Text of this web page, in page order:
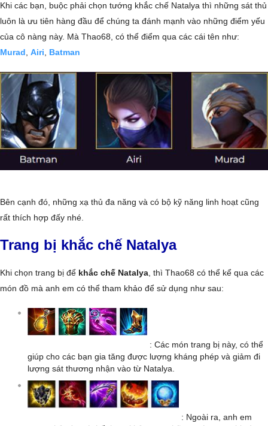
Khi các bạn, buộc phải chọn tướng khắc chế Natalya thì những sát thủ
luôn là ưu tiên hàng đầu để chúng ta đánh mạnh vào những điểm yếu
của cô nàng này. Mà Thao68, có thể điểm qua các cái tên như:
Murad Airi Batman
Bên cạnh đó, những xạ thủ đa năng và có bộ kỹ năng linh hoạt cũng
rất thích hợp đấy nhé.
Trang bị khắc chế Natalya
Khi chọn trang bị để khắc chế Natalya , thì Thao68 có thể kể qua các
món đồ mà anh em có thể tham khảo để sử dụng như sau:
: Các món trang bị này, có thể
giúp cho các bạn gia tăng được lượng kháng phép và giảm đi
lượng sát thương nhận vào từ Natalya.
: Ngoài ra, anh em